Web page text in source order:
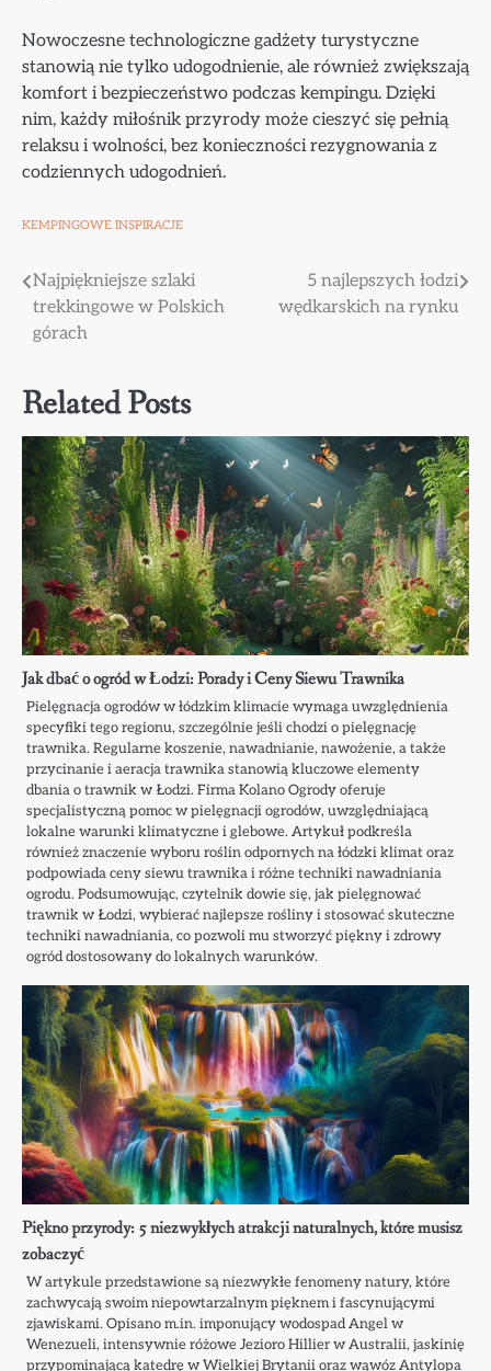
Nowoczesne technologiczne gadżety turystyczne
stanowią nie tylko udogodnienie, ale również zwiększają
komfort i bezpieczeństwo podczas kempingu. Dzięki
nim, każdy miłośnik przyrody może cieszyć się pełnią
relaksu i wolności, bez konieczności rezygnowania z
codziennych udogodnień.
KEMPINGOWE INSPIRACJE
Nawigacja
wpisu
Najpiękniejsze szlaki
trekkingowe w Polskich
górach
5 najlepszych łodzi
wędkarskich na rynku
Related Posts
Jak dbać o ogród w Łodzi: Porady i Ceny Siewu Trawnika
Pielęgnacja ogrodów w łódzkim klimacie wymaga uwzględnienia
specyfiki tego regionu, szczególnie jeśli chodzi o pielęgnację
trawnika. Regularne koszenie, nawadnianie, nawożenie, a także
przycinanie i aeracja trawnika stanowią kluczowe elementy
dbania o trawnik w Łodzi. Firma Kolano Ogrody oferuje
specjalistyczną pomoc w pielęgnacji ogrodów, uwzględniającą
lokalne warunki klimatyczne i glebowe. Artykuł podkreśla
również znaczenie wyboru roślin odpornych na łódzki klimat oraz
podpowiada ceny siewu trawnika i różne techniki nawadniania
ogrodu. Podsumowując, czytelnik dowie się, jak pielęgnować
trawnik w Łodzi, wybierać najlepsze rośliny i stosować skuteczne
techniki nawadniania, co pozwoli mu stworzyć piękny i zdrowy
ogród dostosowany do lokalnych warunków.
Piękno przyrody: 5 niezwykłych atrakcji naturalnych, które musisz
zobaczyć
W artykule przedstawione są niezwykłe fenomeny natury, które
zachwycają swoim niepowtarzalnym pięknem i fascynującymi
zjawiskami. Opisano m.in. imponujący wodospad Angel w
Wenezueli, intensywnie różowe Jezioro Hillier w Australii, jaskinię
przypominającą katedrę w Wielkiej Brytanii oraz wąwóz Antylopa